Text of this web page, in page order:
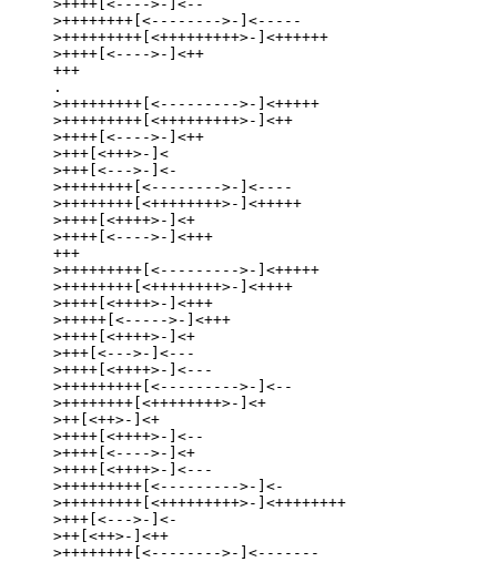
>++++[<---->-]<--
>++++++++[<-------->-]<-----
>+++++++++[<+++++++++>-]<++++++
>++++[<---->-]<++
+++
.
>+++++++++[<--------->-]<+++++
>+++++++++[<+++++++++>-]<++
>++++[<---->-]<++
>+++[<+++>-]<
>+++[<--->-]<-
>++++++++[<-------->-]<----
>++++++++[<++++++++>-]<+++++
>++++[<++++>-]<+
>++++[<---->-]<+++
+++
>+++++++++[<--------->-]<+++++
>++++++++[<++++++++>-]<++++
>++++[<++++>-]<+++
>+++++[<----->-]<+++
>++++[<++++>-]<+
>+++[<--->-]<---
>++++[<++++>-]<---
>+++++++++[<--------->-]<--
>++++++++[<++++++++>-]<+
>++[<++>-]<+
>++++[<++++>-]<--
>++++[<---->-]<+
>++++[<++++>-]<---
>+++++++++[<--------->-]<-
>+++++++++[<+++++++++>-]<++++++++
>+++[<--->-]<-
>++[<++>-]<++
>++++++++[<-------->-]<-------